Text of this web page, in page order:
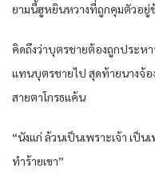
ยามนี้ฮูหยินหวางที่ถูกคุมตัวอยู่ข้
คิดถึงว่าบุตรชายต้องถูกประห
แทนบุตรชายไป สุดท้ายนางจ้อ
สายตาโกรธแค้น
“นังแก่ ล้วนเป็นเพราะเจ้า เป็น
ทำร้ายเขา”